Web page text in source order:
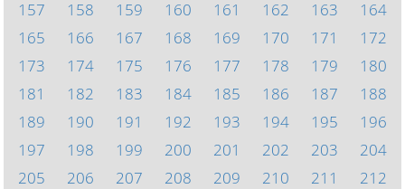
157
158 159 160 161 162 163
164
165
166 167 168 169 170 171
172
173
174 175 176 177 178 179
180
181
182 183 184 185 186 187
188
189
190 191 192 193 194 195
196
197
198 199 200 201 202 203
204
205
206 207 208 209 210 211
212